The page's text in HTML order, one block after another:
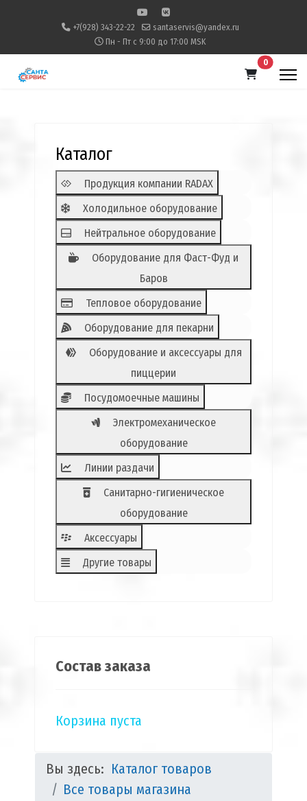
+7(928) 343-22-22
santaservis@yandex.ru
Пн - Пт с 9:00 до 17:00 MSK
0В корзину
Каталог
Продукция компании RADAX
Холодильное оборудование
Нейтральное оборудование
Оборудование для Фаст-Фуд и
Баров
Тепловое оборудование
Оборудование для пекарни
Оборудование и аксессуары для
пиццерии
Посудомоечные машины
Электромеханическое
оборудование
Линии раздачи
Санитарно-гигиеническое
оборудование
Аксессуары
Другие товары
Состав заказа
Корзина пуста
Вы здесь: Каталог товаров
Все товары магазина